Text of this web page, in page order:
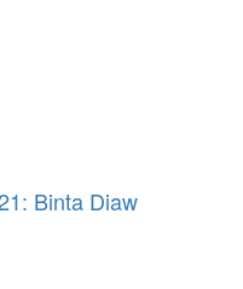
Binta Diaw